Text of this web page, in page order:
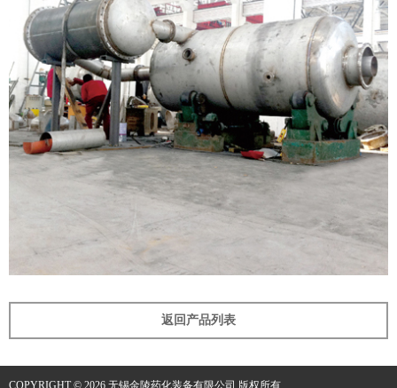
返回产品列表
COPYRIGHT © 2026 无锡金陵药化装备有限公司 版权所有